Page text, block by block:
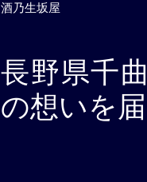
酒乃生坂屋
長野県千
の想いを